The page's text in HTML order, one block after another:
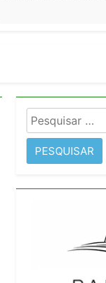
e fortalece
Pesquisar
por: